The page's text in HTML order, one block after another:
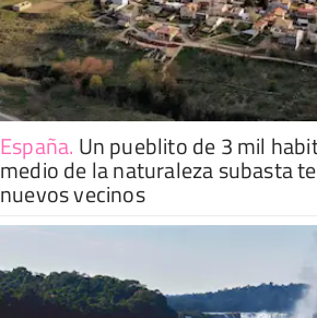
España. Un pueblito de 3 mil
medio de la naturaleza subasta
nuevos vecinos